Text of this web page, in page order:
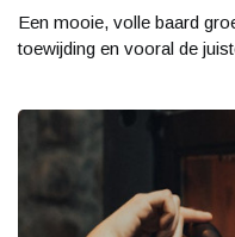
Een mooie, volle baard
toewijding en vooral de